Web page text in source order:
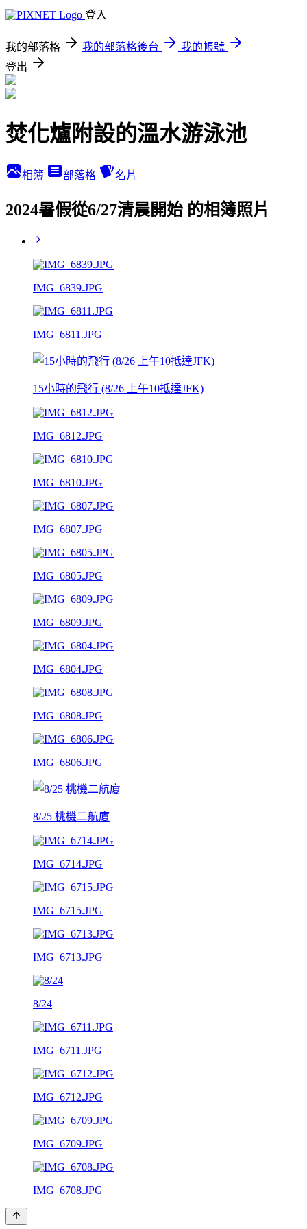
登入
我的部落格 我的部落格後台
我的帳號
登出
焚化爐附設的溫水游泳池
相簿 部落格 名片
2024暑假從6/27清晨開始 的相簿照片
IMG_6839.JPG
IMG_6811.JPG
15小時的飛行 (8/26 上午10抵達JFK)
IMG_6812.JPG
IMG_6810.JPG
IMG_6807.JPG
IMG_6805.JPG
IMG_6809.JPG
IMG_6804.JPG
IMG_6808.JPG
IMG_6806.JPG
8/25 桃機二航廈
IMG_6714.JPG
IMG_6715.JPG
IMG_6713.JPG
8/24
IMG_6711.JPG
IMG_6712.JPG
IMG_6709.JPG
IMG_6708.JPG